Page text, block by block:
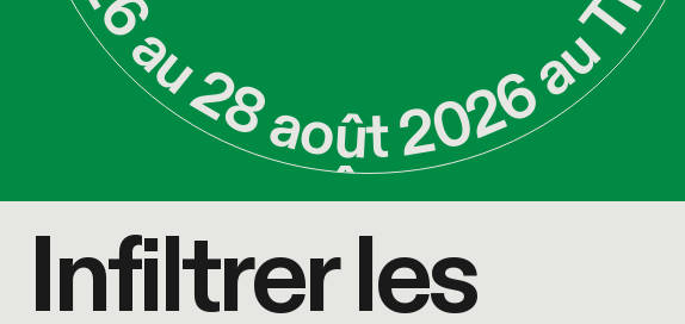
Infiltrer les rêves
Infiltrer les